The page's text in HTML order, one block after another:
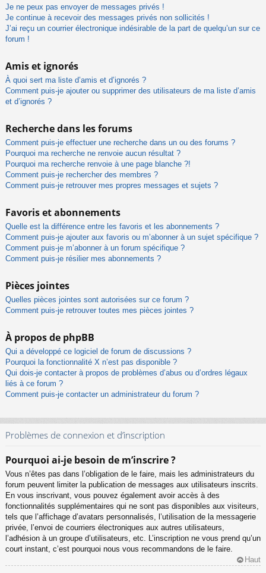
Je ne peux pas envoyer de messages privés !
Je continue à recevoir des messages privés non sollicités !
J’ai reçu un courrier électronique indésirable de la part de quelqu’un sur ce
forum !
Amis et ignorés
À quoi sert ma liste d’amis et d’ignorés ?
Comment puis-je ajouter ou supprimer des utilisateurs de ma liste d’amis
et d’ignorés ?
Recherche dans les forums
Comment puis-je effectuer une recherche dans un ou des forums ?
Pourquoi ma recherche ne renvoie aucun résultat ?
Pourquoi ma recherche renvoie à une page blanche ?!
Comment puis-je rechercher des membres ?
Comment puis-je retrouver mes propres messages et sujets ?
Favoris et abonnements
Quelle est la différence entre les favoris et les abonnements ?
Comment puis-je ajouter aux favoris ou m’abonner à un sujet spécifique ?
Comment puis-je m’abonner à un forum spécifique ?
Comment puis-je résilier mes abonnements ?
Pièces jointes
Quelles pièces jointes sont autorisées sur ce forum ?
Comment puis-je retrouver toutes mes pièces jointes ?
À propos de phpBB
Qui a développé ce logiciel de forum de discussions ?
Pourquoi la fonctionnalité X n’est pas disponible ?
Qui dois-je contacter à propos de problèmes d’abus ou d’ordres légaux
liés à ce forum ?
Comment puis-je contacter un administrateur du forum ?
Problèmes de connexion et d’inscription
Pourquoi ai-je besoin de m’inscrire ?
Vous n’êtes pas dans l’obligation de le faire, mais les administrateurs du
forum peuvent limiter la publication de messages aux utilisateurs inscrits.
En vous inscrivant, vous pouvez également avoir accès à des
fonctionnalités supplémentaires qui ne sont pas disponibles aux visiteurs,
tels que l’affichage d’avatars personnalisés, l’utilisation de la messagerie
privée, l’envoi de courriers électroniques aux autres utilisateurs,
l’adhésion à un groupe d’utilisateurs, etc. L’inscription ne vous prend qu’un
court instant, c’est pourquoi nous vous recommandons de le faire.
Haut